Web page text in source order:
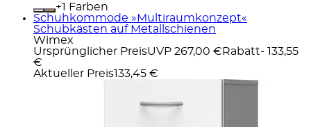
+
Farben
Schuhkommode »Multiraumkonzept«
Schubkästen auf Metallschienen
Wimex
Ursprünglicher PreisUVP 267,00 € Rabatt- 133,55
€
Aktueller Preis133,45 €